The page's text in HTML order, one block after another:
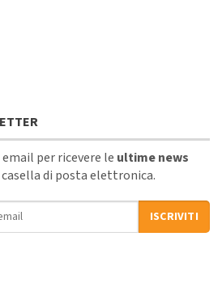
per ricevere le ultime news
di posta elettronica.
ISCRIVITI